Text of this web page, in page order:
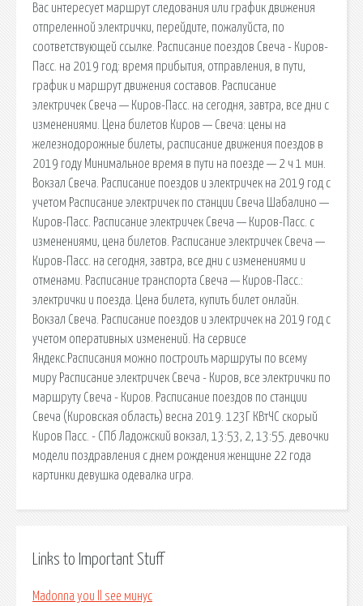
Вас интересует маршрут следования или график движения
отпреленной электрички, перейдите, пожалуйста, по
соответствующей ссылке. Расписание поездов Свеча - Киров-
Пасс. на 2019 год: время прибытия, отправления, в пути,
график и маршрут движения составов. Расписание
электричек Свеча — Киров-Пасс. на сегодня, завтра, все дни с
изменениями. Цена билетов Киров — Свеча: цены на
железнодорожные билеты, расписание движения поездов в
2019 году Минимальное время в пути на поезде — 2 ч 1 мин.
Вокзал Свеча. Расписание поездов и электричек на 2019 год с
учетом Расписание электричек по станции Свеча Шабалино —
Киров-Пасс. Расписание электричек Свеча — Киров-Пасс. с
изменениями, цена билетов. Расписание электричек Свеча —
Киров-Пасс. на сегодня, завтра, все дни с изменениями и
отменами. Расписание транспорта Свеча — Киров-Пасс.:
электрички и поезда. Цена билета, купить билет онлайн.
Вокзал Свеча. Расписание поездов и электричек на 2019 год с
учетом оперативных изменений. На сервисе
Яндекс.Расписания можно построить маршруты по всему
миру Расписание электричек Свеча - Киров, все электрички по
маршруту Свеча - Киров. Расписание поездов по станции
Свеча (Кировская область) весна 2019. 123Г КВтЧС скорый
Киров Пасс. - СПб Ладожский вокзал, 13:53, 2, 13:55. девочки
модели поздравления с днем рождения женщине 22 года
картинки девушка одевалка игра.
Links to Important Stuff
Madonna you ll see минус